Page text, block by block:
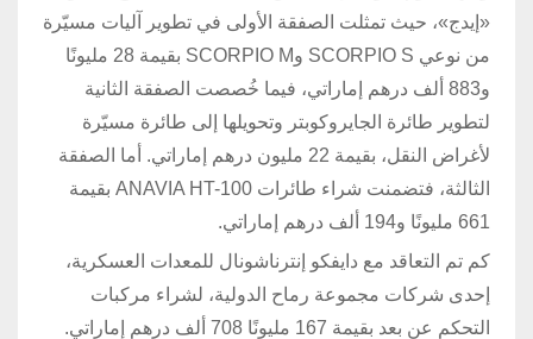
«إيدج»، حيث تمثلت الصفقة الأولى في تطوير آليات مسيّرة
من نوعي SCORPIO S وSCORPIO M بقيمة 28 مليونًا
و883 ألف درهم إماراتي، فيما خُصصت الصفقة الثانية
لتطوير طائرة الجايروكوبتر وتحويلها إلى طائرة مسيّرة
لأغراض النقل، بقيمة 22 مليون درهم إماراتي. أما الصفقة
الثالثة، فتضمنت شراء طائرات ANAVIA HT-100 بقيمة
661 مليونًا و194 ألف درهم إماراتي.
كم تم التعاقد مع دايفكو إنترناشونال للمعدات العسكرية،
إحدى شركات مجموعة رماح الدولية، لشراء مركبات
التحكم عن بعد بقيمة 167 مليونًا 708 ألف درهم إماراتي.